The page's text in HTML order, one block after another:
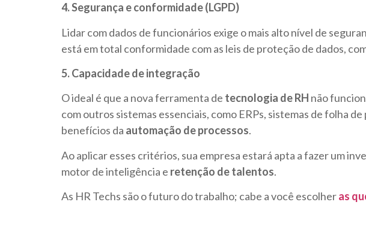
4. Segurança e conformidade (LGPD)
Lidar com dados de funcionários exige o mais alto nível de
está em total conformidade com as leis de proteção de dados,
5. Capacidade de integração
O ideal é que a nova ferramenta de tecnologia de RH não
com outros sistemas essenciais, como ERPs, sistemas de folha
benefícios da automação de processos.
Ao aplicar esses critérios, sua empresa estará apta a fazer um
motor de inteligência e retenção de talentos.
As HR Techs são o futuro do trabalho; cabe a você escolheras